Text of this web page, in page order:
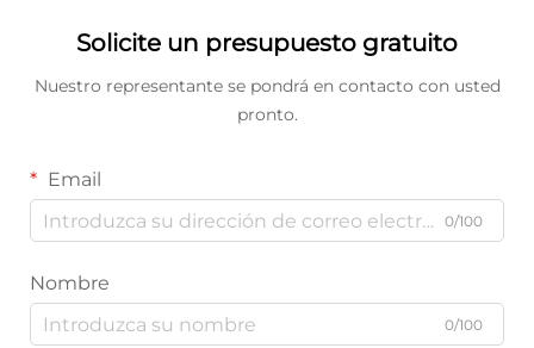
Solicite un presupuesto gratuito
Nuestro representante se pondrá en contacto con usted
pronto.
Email
0/100
Nombre
0/100